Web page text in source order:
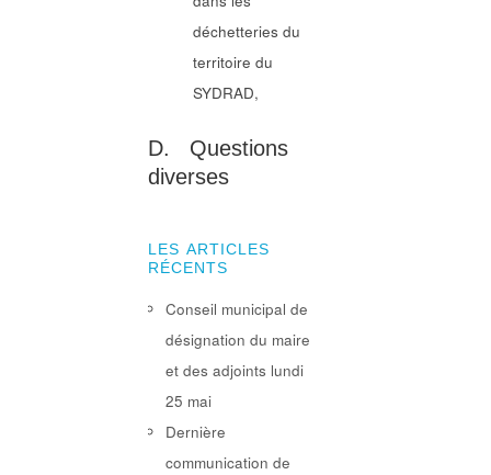
déchetteries du
territoire du
SYDRAD,
D. Questions
diverses
LES ARTICLES
RÉCENTS
Conseil municipal de
désignation du maire
et des adjoints lundi
25 mai
Dernière
communication de